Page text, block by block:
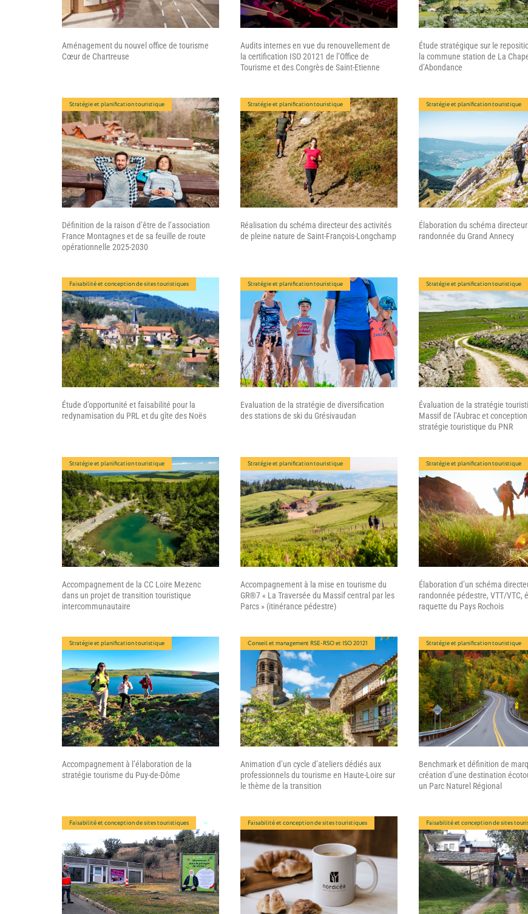
Aménagement du nouvel office de tourisme
Cœur de Chartreuse
Audits internes en vue du renouvellement de
la certification ISO 20121 de l’Office de
Tourisme et des Congrès de Saint-Etienne
Étude stratégique sur le
la commune station de La
d’Abondance
Stratégie et planification touristique
Définition de la raison d’être de l’association
France Montagnes et de sa feuille de route
opérationnelle 2025-2030
Stratégie et planification touristique
Réalisation du schéma directeur des activités
de pleine nature de Saint-François-Longchamp
Stratégie et planification touristique
Élaboration du schéma
randonnée du Grand Annecy
Faisabilité et conception de sites touristiques
Étude d’opportunité et faisabilité pour la
redynamisation du PRL et du gîte des Noës
Stratégie et planification touristique
Evaluation de la stratégie de diversification
des stations de ski du Grésivaudan
Stratégie et planification touristique
Évaluation de la stratégie
Massif de l’Aubrac et
stratégie touristique du PNR
Stratégie et planification touristique
Accompagnement de la CC Loire Mezenc
dans un projet de transition touristique
intercommunautaire
Stratégie et planification touristique
Accompagnement à la mise en tourisme du
GR®7 « La Traversée du Massif central par les
Parcs » (itinérance pédestre)
Stratégie et planification touristique
Élaboration d’un schéma
randonnée pédestre, VTT/VTC,
raquette du Pays Rochois
Stratégie et planification touristique
Accompagnement à l’élaboration de la
stratégie tourisme du Puy-de-Dôme
Conseil et management RSE-RSO et ISO 20121
Animation d’un cycle d’ateliers dédiés aux
professionnels du tourisme en Haute-Loire sur
le thème de la transition
Stratégie et planification touristique
Benchmark et définition de
création d’une destination
un Parc Naturel Régional
Faisabilité et conception de sites touristiques Faisabilité et conception de sites touristiques Faisabilité et conception de sites